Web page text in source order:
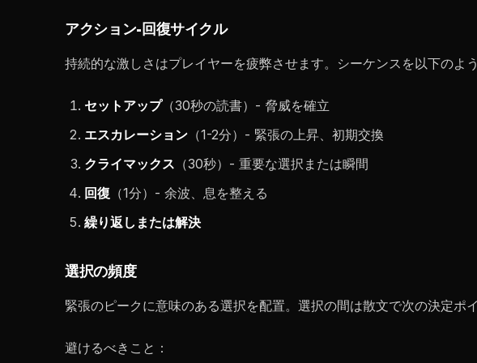
アクション-回復サイクル
持続的な激しさはプレイヤーを疲弊させます。シーケンスを以下のよ
セットアップ（30秒の読書）- 脅威を確立
エスカレーション （1-2分）- 緊張の上昇、初期交換
クライマックス （30秒）- 重要な選択または瞬間
回復 （1分）- 余波、息を整える
繰り返しまたは解決
選択の頻度
緊張のピークに意味のある選択を配置。選択の間は散文で次の決定ポ
避けるべきこと：